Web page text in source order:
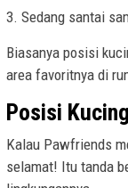
3. Sedang santai
Biasanya posisi
area favoritnya di
Posisi
Kalau Pawfriends
selamat! Itu tanda